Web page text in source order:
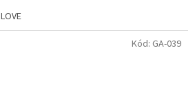
Kód: GA-039